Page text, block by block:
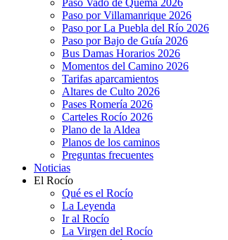
Paso Vado de Quema 2026
Paso por Villamanrique 2026
Paso por La Puebla del Río 2026
Paso por Bajo de Guía 2026
Bus Damas Horarios 2026
Momentos del Camino 2026
Tarifas aparcamientos
Altares de Culto 2026
Pases Romería 2026
Carteles Rocío 2026
Plano de la Aldea
Planos de los caminos
Preguntas frecuentes
Noticias
El Rocío
Qué es el Rocío
La Leyenda
Ir al Rocío
La Virgen del Rocío